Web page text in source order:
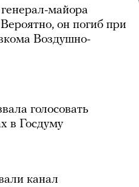
майора
он погиб при
Воздушно-
голосовать
в Госдуму
канал